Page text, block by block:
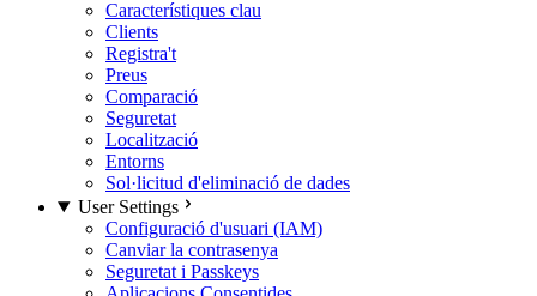
Característiques clau
Clients
Registra't
Preus
Comparació
Seguretat
Localització
Entorns
Sol·licitud d'eliminació de dades
User Settings
Configuració d'usuari (IAM)
Canviar la contrasenya
Seguretat i Passkeys